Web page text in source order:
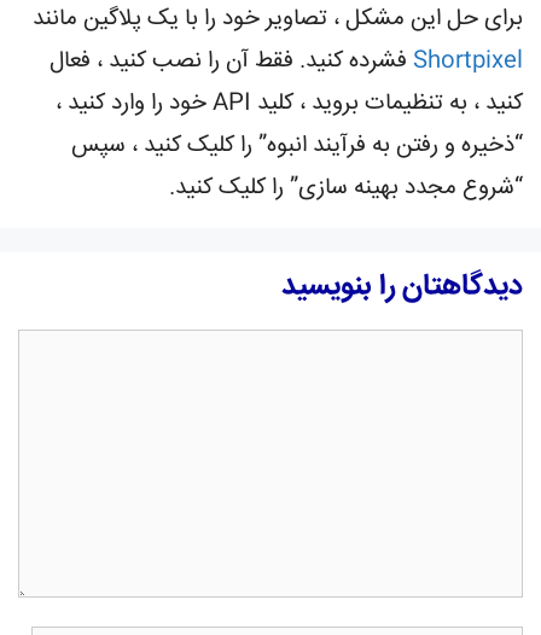
برای حل این مشکل ، تصاویر خود را با یک پلاگین مانند
Shortpixel فشرده کنید. فقط آن را نصب کنید ، فعال
کنید ، به تنظیمات بروید ، کلید API خود را وارد کنید ،
“ذخیره و رفتن به فرآیند انبوه” را کلیک کنید ، سپس
“شروع مجدد بهینه سازی” را کلیک کنید.
دیدگاهتان را بنویسید